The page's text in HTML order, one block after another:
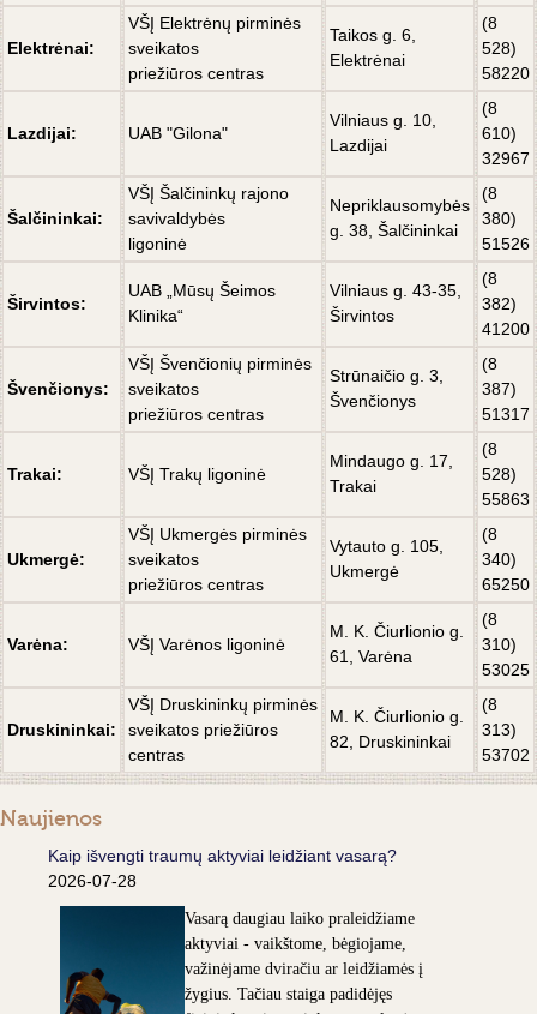
Elektrėnai:
VŠĮ Elektrėnų pirminės
sveikatos
priežiūros centras
Taikos g. 6,
Elektrėnai
(8
528)
58220
Lazdijai: UAB "Gilona"
Vilniaus g. 10,
Lazdijai
(8
610)
32967
Šalčininkai:
VŠĮ Šalčininkų rajono
savivaldybės
ligoninė
Nepriklausomybės
g. 38, Šalčininkai
(8
380)
51526
Širvintos:
UAB „Mūsų Šeimos
Klinika“
Vilniaus g. 43-35,
Širvintos
(8
382)
41200
Švenčionys:
VŠĮ Švenčionių pirminės
sveikatos
priežiūros centras
Strūnaičio g. 3,
Švenčionys
(8
387)
51317
Trakai: VŠĮ Trakų ligoninė
Mindaugo g. 17,
Trakai
(8
528)
55863
Ukmergė:
VŠĮ Ukmergės pirminės
sveikatos
priežiūros centras
Vytauto g. 105,
Ukmergė
(8
340)
65250
Varėna: VŠĮ Varėnos ligoninė
M. K. Čiurlionio g.
61, Varėna
(8
310)
53025
Druskininkai:
VŠĮ Druskininkų pirminės
sveikatos priežiūros
centras
M. K. Čiurlionio g.
82, Druskininkai
(8
313)
53702
Naujienos
Kaip išvengti traumų aktyviai leidžiant vasarą?
2026-07-28
Vasarą daugiau laiko praleidžiame
aktyviai - vaikštome, bėgiojame,
važinėjame dviračiu ar leidžiamės į
žygius. Tačiau staiga padidėjęs